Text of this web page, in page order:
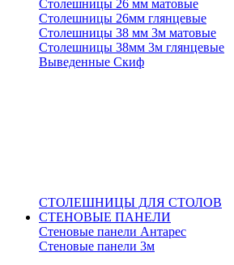
Столешницы 26 мм матовые
Столешницы 26мм глянцевые
Столешницы 38 мм 3м матовые
Столешницы 38мм 3м глянцевые
Выведенные Скиф
СТОЛЕШНИЦЫ ДЛЯ СТОЛОВ
СТЕНОВЫЕ ПАНЕЛИ
Стеновые панели Антарес
Стеновые панели 3м